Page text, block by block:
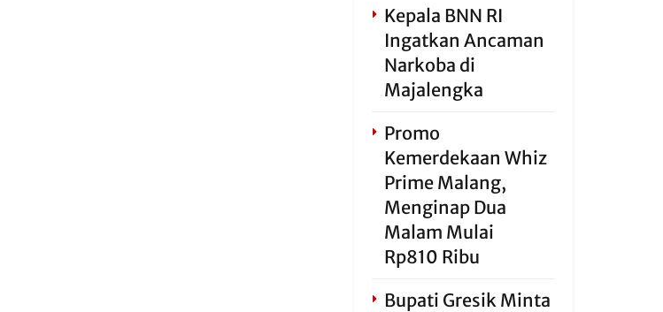
Kepala BNN RI
Ingatkan Ancaman
Narkoba di
Majalengka
Promo
Kemerdekaan Whiz
Prime Malang,
Menginap Dua
Malam Mulai
Rp810 Ribu
Bupati Gresik Minta